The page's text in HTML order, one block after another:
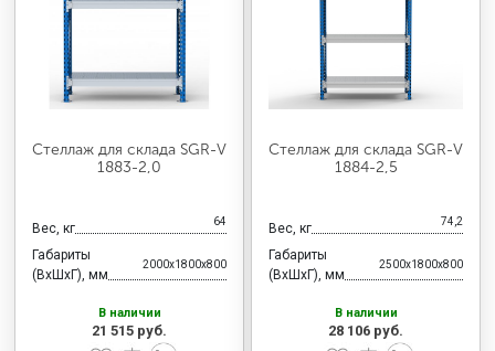
Стеллаж для склада SGR-V
1883-2,0
Вес, кг 64
Габариты
(ВхШхГ), мм
2000x1800x800
В наличии
21 515 руб.
Стеллаж для склада SGR-V
1884-2,5
Вес, кг 74,2
Габариты
(ВхШхГ), мм
2500x1800x800
В наличии
28 106 руб.